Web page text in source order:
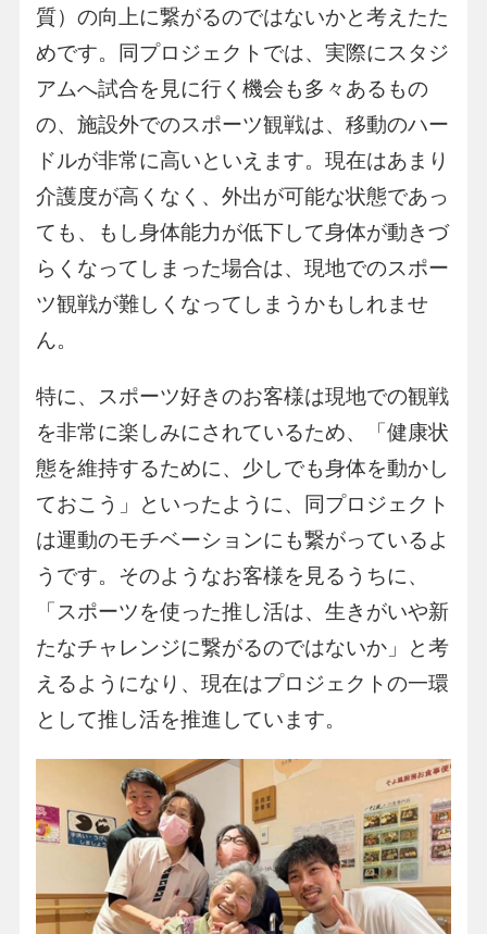
質）の向上に繋がるのではないかと考えたた
めです。同プロジェクトでは、実際にスタジ
アムへ試合を見に行く機会も多々あるもの
の、施設外でのスポーツ観戦は、移動のハー
ドルが非常に高いといえます。現在はあまり
介護度が高くなく、外出が可能な状態であっ
ても、もし身体能力が低下して身体が動きづ
らくなってしまった場合は、現地でのスポー
ツ観戦が難しくなってしまうかもしれませ
ん。
特に、スポーツ好きのお客様は現地での観戦
を非常に楽しみにされているため、「健康状
態を維持するために、少しでも身体を動かし
ておこう」といったように、同プロジェクト
は運動のモチベーションにも繋がっているよ
うです。そのようなお客様を見るうちに、
「スポーツを使った推し活は、生きがいや新
たなチャレンジに繋がるのではないか」と考
えるようになり、現在はプロジェクトの一環
として推し活を推進しています。